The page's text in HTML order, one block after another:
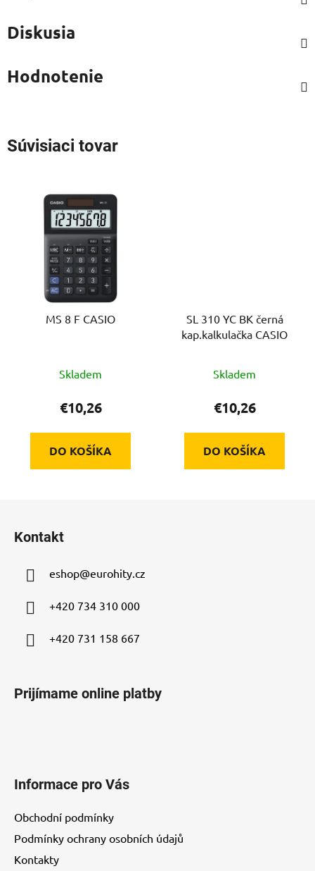
Diskusia
Hodnotenie
Súvisiaci tovar
MS 8 F CASIO
Skladem
€10,26
DO KOŠÍKA
SL 310 YC BK černá
kap.kalkulačka CASIO
Skladem
€10,26
DO KOŠÍKA
Kontakt
eshop@eurohity.cz
+420 734 310 000
+420 731 158 667
Prijímame online platby
Informace pro Vás
Obchodní podmínky
Podmínky ochrany osobních údajů
Kontakty